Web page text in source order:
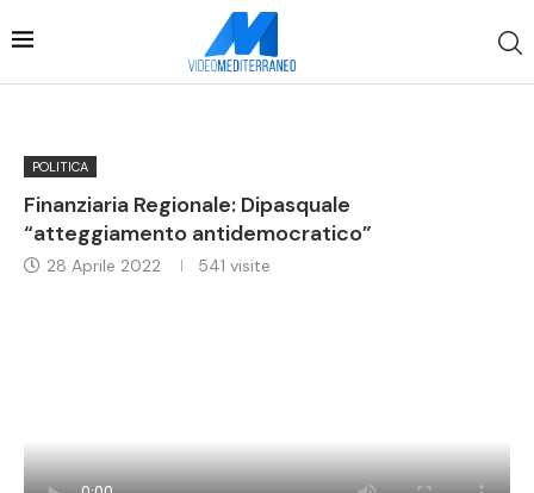
POLITICA
Finanziaria Regionale: Dipasquale
“atteggiamento antidemocratico”
28 Aprile 2022 541 visite